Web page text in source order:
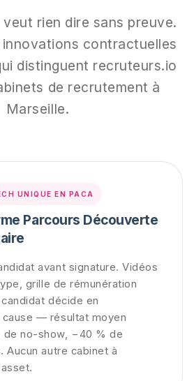
rien dire sans preuve.
contractuelles
distinguent recruteurs.io
de recrutement à
Marseille.
UNIQUE EN PACA
Parcours Découverte
avant signature. Vidéos
grille de rémunération
décide en
cause — résultat moyen
no-show, −40 % de
Aucun autre cabinet à